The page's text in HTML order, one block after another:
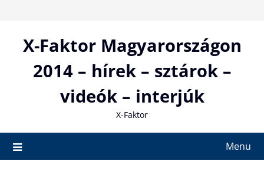
contentX-Faktor Magyarországon
2014 – hírek – sztárok –
videók – interjúk
X-Faktor
Menu